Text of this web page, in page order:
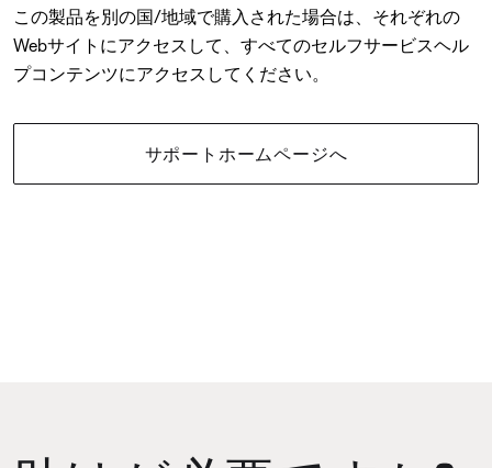
この製品を別の国/地域で購入された場合は、それぞれの
Webサイトにアクセスして、すべてのセルフサービスヘル
プコンテンツにアクセスしてください。
サポートホームページへ